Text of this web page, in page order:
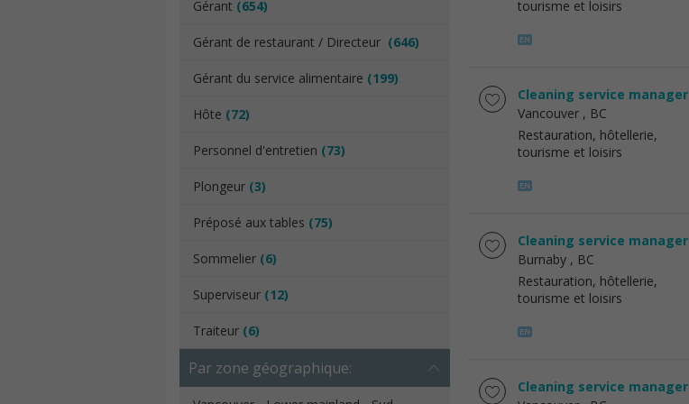
Gérant (654)
Gérant de restaurant / Directeur (646)
Gérant du service alimentaire (199)
Hôte (72)
Personnel d'entretien (73)
Plongeur (3)
Préposé aux tables (75)
Sommelier (6)
Superviseur (12)
Traiteur (6)
Par zone géographique:
tourisme et loisirs
Cleaning service manager
Vancouver , BC
Restauration, hôtellerie,
tourisme et loisirs
Cleaning service manager
Burnaby , BC
Restauration, hôtellerie,
tourisme et loisirs
Cleaning service manager